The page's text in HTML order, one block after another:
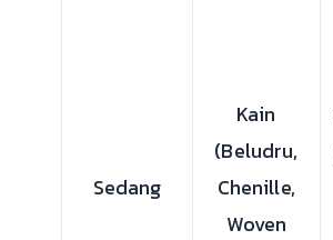
Sedang
Kain
(Beludru,
Chenille,
Woven